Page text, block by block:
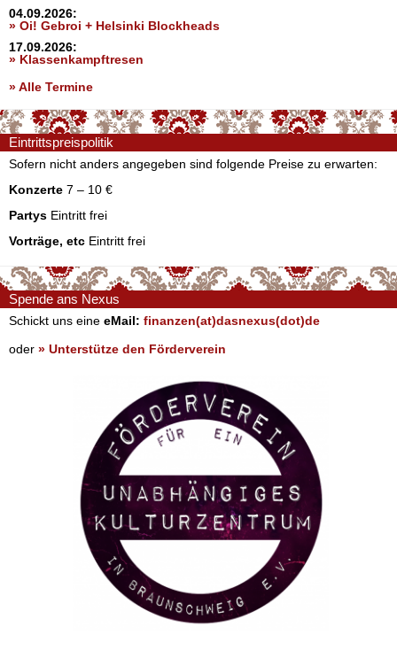
04.09.2026:
» Oi! Gebroi + Helsinki Blockheads
17.09.2026:
» Klassenkampftresen
» Alle Termine
Eintrittspreispolitik
Sofern nicht anders angegeben sind folgende Preise zu erwarten:
Konzerte 7 – 10 €
Partys Eintritt frei
Vorträge, etc Eintritt frei
Spende ans Nexus
Schickt uns eine eMail: finanzen(at)dasnexus(dot)de
oder » Unterstütze den Förderverein